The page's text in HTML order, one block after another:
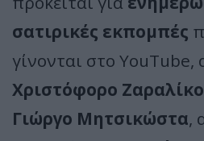
σατιρικές εκπομπές
γίνονται στο YouTube,
Χριστόφορο Ζαραλίκο
Γιώργο Μητσικώστα,